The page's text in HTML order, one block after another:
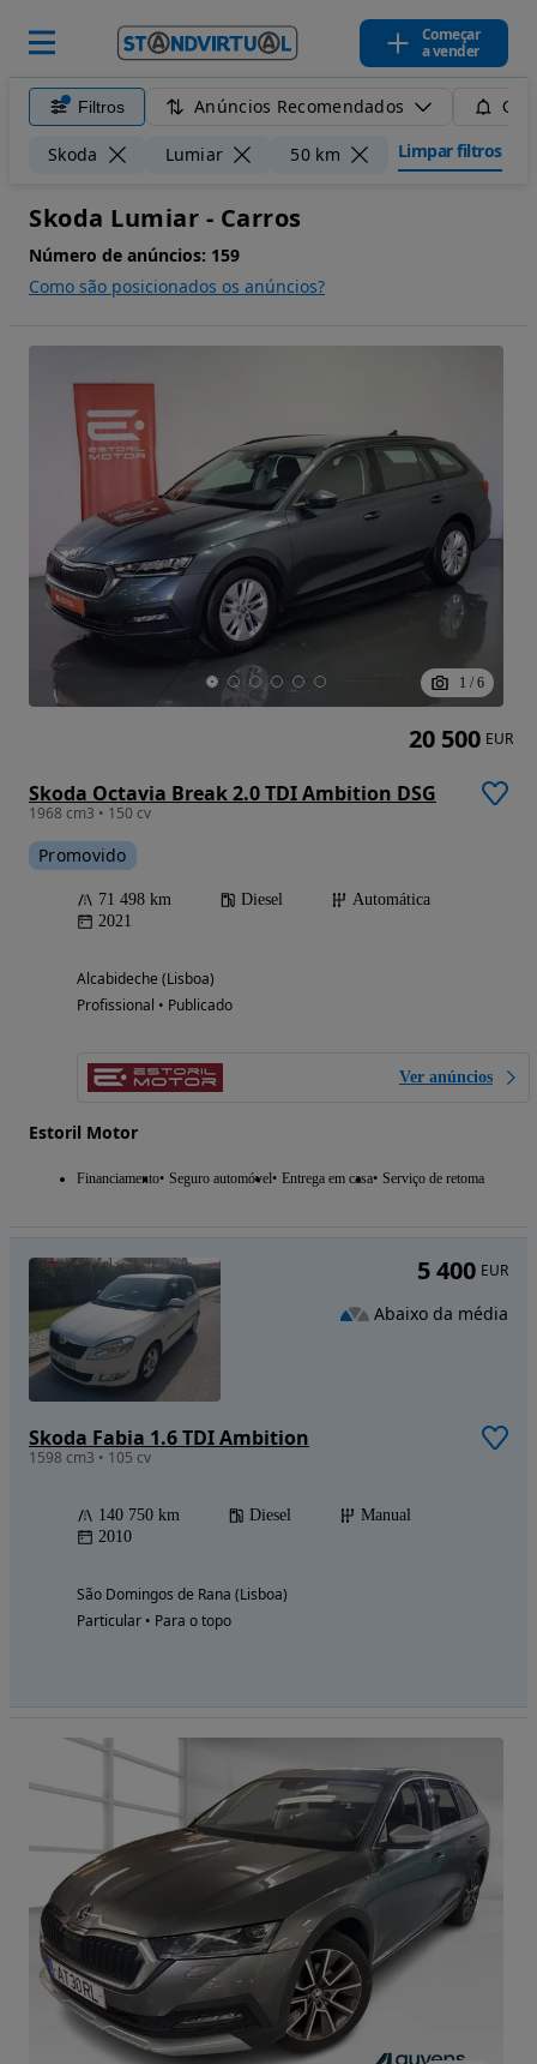
Começar
a vender
Filtros Anúncios Recomendados
Skoda Lumiar 50 km Limpar filtros
Skoda Lumiar - Carros
Número de anúncios: 159
Como são posicionados os anúncios?
1 / 6
Skoda Octavia Break 2.0 TDI Ambition DSG
1968 cm3 • 150 cv
Promovido
71 498 km Diesel
Automática
2021
Alcabideche (Lisboa)
Profissional • Publicado
Ver anúncios
Estoril Motor
Financiamento Seguro automóvel Entrega em casa Serviço de retoma
20 500 EUR
Skoda Fabia 1.6 TDI Ambition
1598 cm3 • 105 cv
140 750 km Diesel
Manual
2010
São Domingos de Rana (Lisboa)
Particular • Para o topo
5 400 EUR
Abaixo da média